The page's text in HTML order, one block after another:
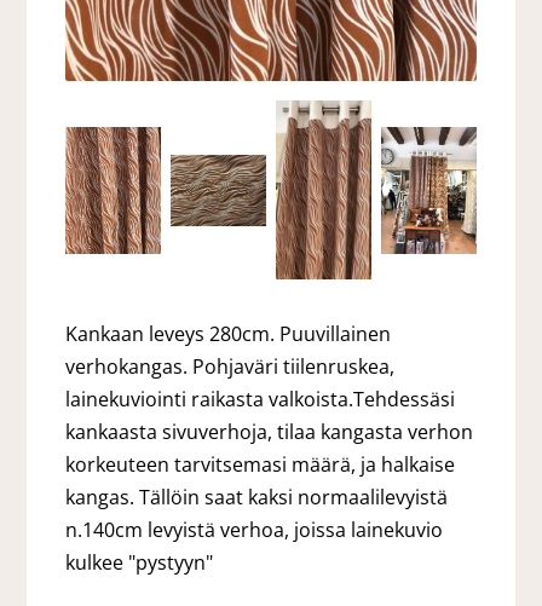
Kankaan leveys 280cm. Puuvillainen
verhokangas. Pohjaväri tiilenruskea,
lainekuviointi raikasta valkoista.Tehdessäsi
kankaasta sivuverhoja, tilaa kangasta verhon
korkeuteen tarvitsemasi määrä, ja halkaise
kangas. Tällöin saat kaksi normaalilevyistä
n.140cm levyistä verhoa, joissa lainekuvio
kulkee "pystyyn"